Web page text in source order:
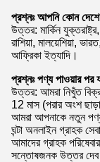
প্রশ্নঃ আপনি কোন দেশে
উত্তর: মার্কিন
রাশিয়া, মালয়েশিয়া,
আফ্রিকা ইত্যাদি।
প্রশ্নঃ পণ্য পাওয়ার
উত্তর: আমরা নিখুঁত
12 মাস (পরার অংশ
আমরা আপনাকে নতুন
ঘন্টা অনলাইন গ্রাহক
আমাদের গ্রাহক
সন্তোষজনক উত্তর